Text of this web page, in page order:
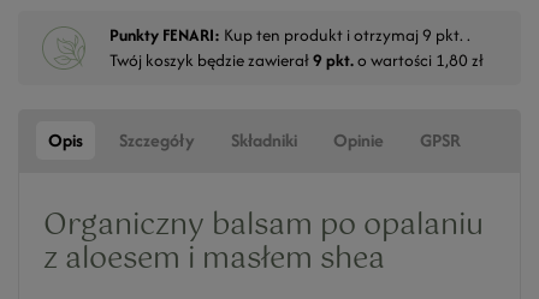
Punkty FENARI: Kup ten produkt i otrzymaj 9 pkt. .
Twój koszyk będzie zawierał9 pkt.o wartości 1,80 zł
Opis Szczegóły Składniki Opinie GPSR
Organiczny balsam po opalaniu
z aloesem i masłem shea